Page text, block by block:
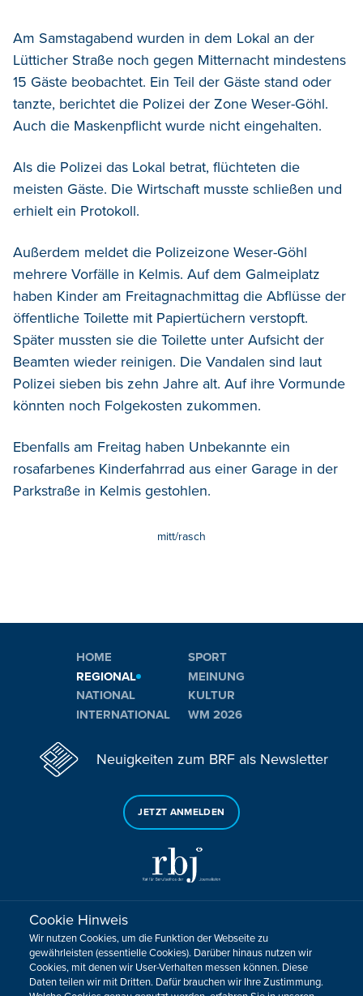
Am Samstagabend wurden in dem Lokal an der
Lütticher Straße noch gegen Mitternacht mindestens
15 Gäste beobachtet. Ein Teil der Gäste stand oder
tanzte, berichtet die Polizei der Zone Weser-Göhl.
Auch die Maskenpflicht wurde nicht eingehalten.
Als die Polizei das Lokal betrat, flüchteten die
meisten Gäste. Die Wirtschaft musste schließen und
erhielt ein Protokoll.
Außerdem meldet die Polizeizone Weser-Göhl
mehrere Vorfälle in Kelmis. Auf dem Galmeiplatz
haben Kinder am Freitagnachmittag die Abflüsse der
öffentliche Toilette mit Papiertüchern verstopft.
Später mussten sie die Toilette unter Aufsicht der
Beamten wieder reinigen. Die Vandalen sind laut
Polizei sieben bis zehn Jahre alt. Auf ihre Vormunde
könnten noch Folgekosten zukommen.
Ebenfalls am Freitag haben Unbekannte ein
rosafarbenes Kinderfahrrad aus einer Garage in der
Parkstraße in Kelmis gestohlen.
mitt/rasch
HOME
REGIONAL
NATIONAL
INTERNATIONAL
SPORT
MEINUNG
KULTUR
WM 2026
Neuigkeiten zum BRF als Newsletter
JETZT ANMELDEN
Sie haben noch Fragen oder Anmerkungen?
KONTAKTIEREN SIE UNS!
Impressum Datenschutz Kontakt Barrierefreiheit
Cookie Hinweis
Wir nutzen Cookies, um die Funktion der Webseite zu
gewährleisten (essentielle Cookies). Darüber hinaus nutzen wir
Cookies, mit denen wir User-Verhalten messen können. Diese
Daten teilen wir mit Dritten. Dafür brauchen wir Ihre Zustimmung.